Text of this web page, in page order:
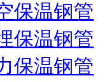
保温钢管
保温钢管
保温钢管